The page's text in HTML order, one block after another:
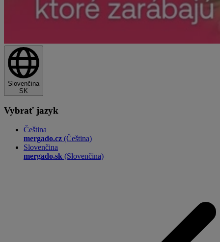
Slovenčina
SK
Vybrať jazyk
Čeština
mergado.cz (Čeština)
Slovenčina
mergado.sk (Slovenčina)